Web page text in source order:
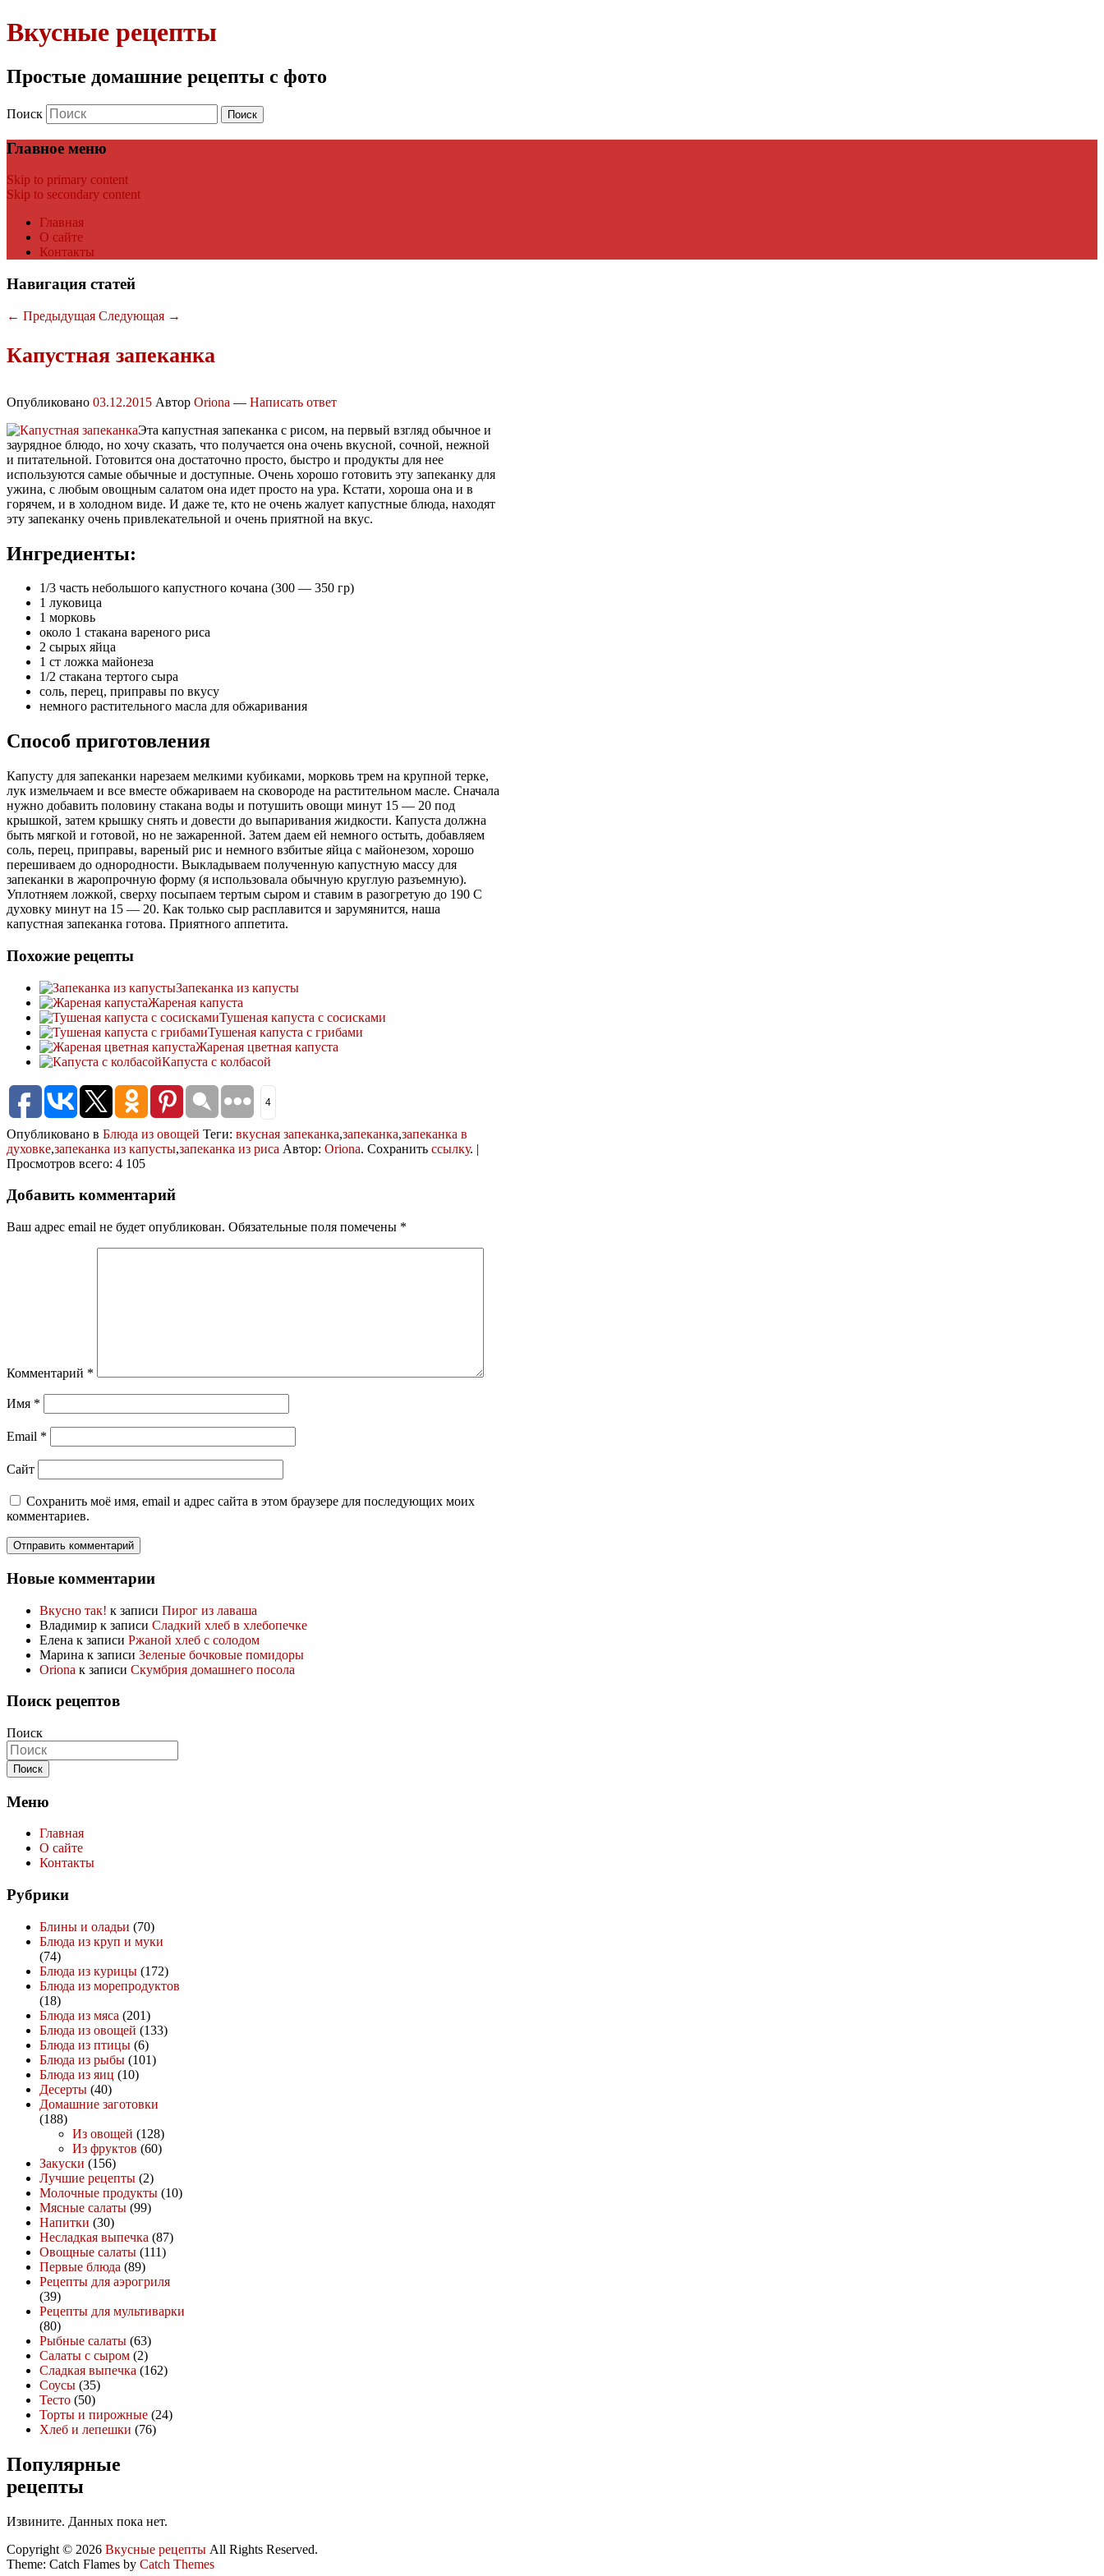
Вкусные рецепты
Простые домашние рецепты с фото
Поиск
Главное меню
Skip to primary content
Skip to secondary content
Главная
О сайте
Контакты
Навигация статей
← Предыдущая Следующая →
Капустная запеканка
Опубликовано 03.12.2015 Автор Oriona — Написать ответ
Эта капустная запеканка с рисом, на первый взгляд обычное и
заурядное блюдо, но хочу сказать, что получается она очень вкусной, сочной, нежной
и питательной. Готовится она достаточно просто, быстро и продукты для нее
используются самые обычные и доступные. Очень хорошо готовить эту запеканку для
ужина, с любым овощным салатом она идет просто на ура. Кстати, хороша она и в
горячем, и в холодном виде. И даже те, кто не очень жалует капустные блюда, находят
эту запеканку очень привлекательной и очень приятной на вкус.
Ингредиенты:
1/3 часть небольшого капустного кочана (300 — 350 гр)
1 луковица
1 морковь
около 1 стакана вареного риса
2 сырых яйца
1 ст ложка майонеза
1/2 стакана тертого сыра
соль, перец, приправы по вкусу
немного растительного масла для обжаривания
Способ приготовления
Капусту для запеканки нарезаем мелкими кубиками, морковь трем на крупной терке,
лук измельчаем и все вместе обжариваем на сковороде на растительном масле. Сначала
нужно добавить половину стакана воды и потушить овощи минут 15 — 20 под
крышкой, затем крышку снять и довести до выпаривания жидкости. Капуста должна
быть мягкой и готовой, но не зажаренной. Затем даем ей немного остыть, добавляем
соль, перец, приправы, вареный рис и немного взбитые яйца с майонезом, хорошо
перешиваем до однородности. Выкладываем полученную капустную массу для
запеканки в жаропрочную форму (я использовала обычную круглую разъемную).
Уплотняем ложкой, сверху посыпаем тертым сыром и ставим в разогретую до 190 С
духовку минут на 15 — 20. Как только сыр расплавится и зарумянится, наша
капустная запеканка готова. Приятного аппетита.
Похожие рецепты
Запеканка из капусты
Жареная капуста
Тушеная капуста с сосисками
Тушеная капуста с грибами
Жареная цветная капуста
Капуста с колбасой
4
Опубликовано в Блюда из овощей Теги: вкусная запеканка,запеканка,запеканка в
духовке,запеканка из капусты,запеканка из риса Автор: Oriona. Сохранить ссылку. |
Просмотров всего: 4 105
Добавить комментарий
Ваш адрес email не будет опубликован. Обязательные поля помечены *
Комментарий *
Имя *
Email *
Сайт
Сохранить моё имя, email и адрес сайта в этом браузере для последующих моих
комментариев.
Новые комментарии
Вкусно так! к записи Пирог из лаваша
Владимир к записи Сладкий хлеб в хлебопечке
Елена к записи Ржаной хлеб с солодом
Марина к записи Зеленые бочковые помидоры
Oriona к записи Скумбрия домашнего посола
Поиск рецептов
Поиск
Меню
Главная
О сайте
Контакты
Рубрики
Блины и оладьи (70)
Блюда из круп и муки
(74)
Блюда из курицы (172)
Блюда из морепродуктов
(18)
Блюда из мяса (201)
Блюда из овощей (133)
Блюда из птицы (6)
Блюда из рыбы (101)
Блюда из яиц (10)
Десерты (40)
Домашние заготовки
(188)
Из овощей (128)
Из фруктов (60)
Закуски (156)
Лучшие рецепты (2)
Молочные продукты (10)
Мясные салаты (99)
Напитки (30)
Несладкая выпечка (87)
Овощные салаты (111)
Первые блюда (89)
Рецепты для аэрогриля
(39)
Рецепты для мультиварки
(80)
Рыбные салаты (63)
Салаты с сыром (2)
Сладкая выпечка (162)
Соусы (35)
Тесто (50)
Торты и пирожные (24)
Хлеб и лепешки (76)
Популярные
рецепты
Извините. Данных пока нет.
Copyright © 2026 Вкусные рецепты All Rights Reserved.
Theme: Catch Flames by Catch Themes